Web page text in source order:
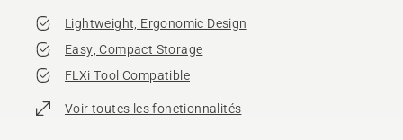
Lightweight, Ergonomic Design
Easy, Compact Storage
FLXi Tool Compatible
Voir toutes les fonctionnalités